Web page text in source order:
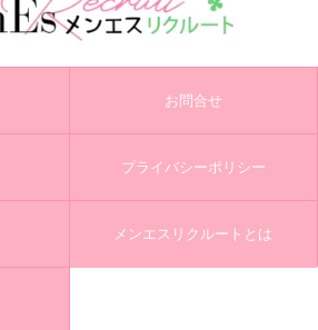
お問合せ
プライバシーポリシー
メンエスリクルートとは